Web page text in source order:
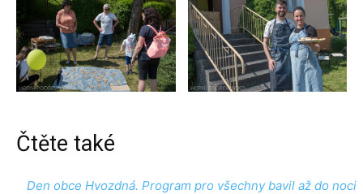
Čtěte také
Den obce Hvozdná. Program pro všechny bavil až do noci